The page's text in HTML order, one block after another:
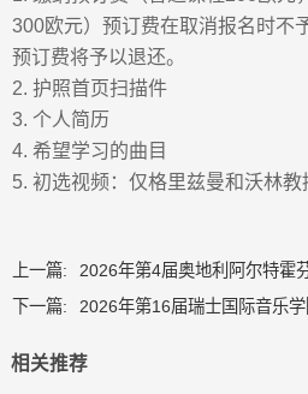
300欧元）预订费在取消报名时不
预订费将予以退还。
2. 护照首页扫描件
3. 个人简历
4. 希望学习的曲目
5. 初选视频：仅格里兹曼和沃林教
上一篇:
2026年第4届奥地利阿尔特霍
下一篇:
2026年第16届瑞士国际音乐
相关推荐